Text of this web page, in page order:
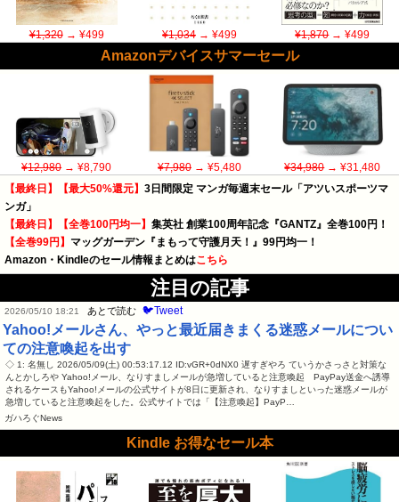
¥1,320→ ¥499 ¥1,034→ ¥499 ¥1,870→ ¥499
Amazonデバイスサマーセール
¥12,980→ ¥8,790 ¥7,980→ ¥5,480 ¥34,980→ ¥31,480
【最終日】【最大50%還元】 3日間限定 マンガ毎週末セール「アツいスポーツマ
ンガ」
【最終日】【全巻100円均一】 集英社 創業100周年記念『GANTZ』全巻100円！
【全巻99円】 マッグガーデン『まもって守護月天！』99円均一！
Amazon・Kindleのセール情報まとめはこちら
注目の記事
2026/05/10 18:21 あとで読む 🐦Tweet
Yahoo!メールさん、やっと最近届きまくる迷惑メールについ
ての注意喚起を出す
◇ 1: 名無し 2026/05/09(土) 00:53:17.12 ID:vGR+0dNX0 遅すぎやろ ていうかさっさと対策な
んとかしろや Yahoo!メール、なりすましメールが急増していると注意喚起 PayPay送金へ誘導
されるケースもYahoo!メールの公式サイトが8日に更新され、なりすましといった迷惑メールが
急増していると注意喚起をした。公式サイトでは「【注意喚起】PayP…
ガハろぐNews
Kindle お得なセール本